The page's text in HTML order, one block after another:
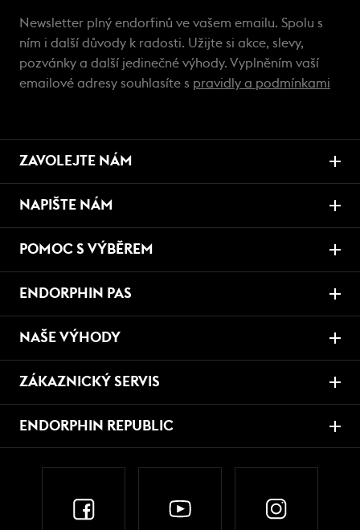
Newsletter plný endorfinů ve vašem emailu. Spolu s
ním i další důvody k radosti. Užijte si akce, slevy,
pozvánky a další jedinečné výhody. Vyplněním vaší
emailové adresy souhlasíte s pravidly a podmínkami
ZAVOLEJTE NÁM
NAPIŠTE NÁM
POMOC S VÝBĚREM
ENDORPHIN PAS
NAŠE VÝHODY
ZÁKAZNICKÝ SERVIS
ENDORPHIN REPUBLIC